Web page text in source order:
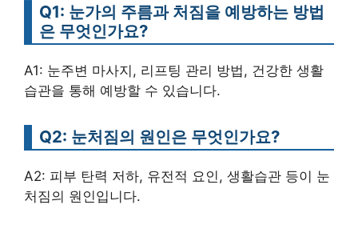
Q1: 눈가의 주름과 처짐을 예방하는 방법
은 무엇인가요?
A1: 눈주변 마사지, 리프팅 관리 방법, 건강한 생활
습관을 통해 예방할 수 있습니다.
Q2: 눈처짐의 원인은 무엇인가요?
A2: 피부 탄력 저하, 유전적 요인, 생활습관 등이 눈
처짐의 원인입니다.